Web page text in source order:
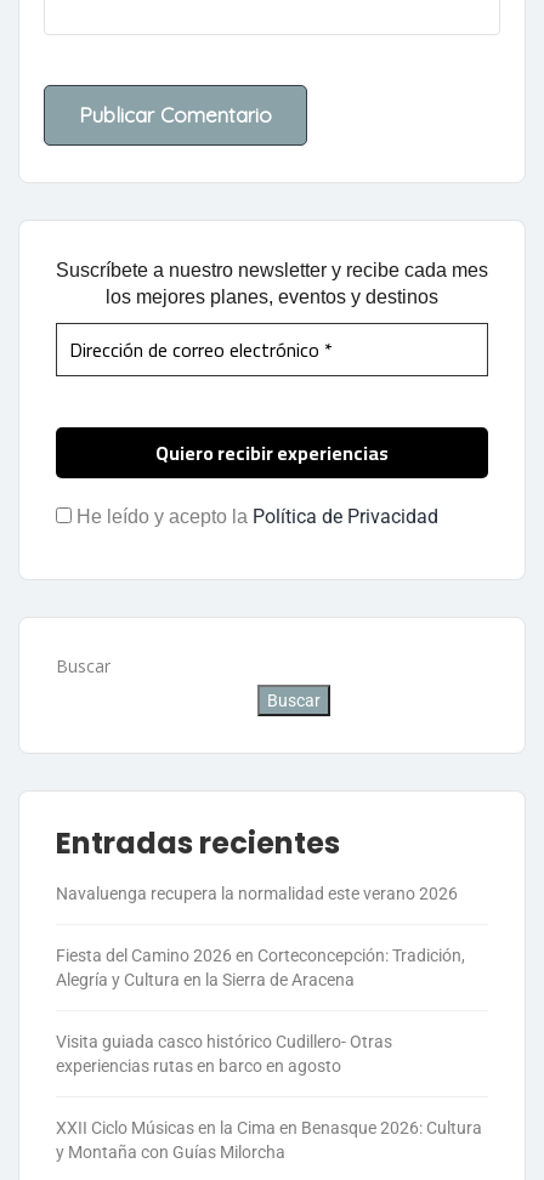
Suscríbete a nuestro newsletter y recibe cada mes
los mejores planes, eventos y destinos
He leído y acepto la Política de Privacidad
Buscar
Buscar
Entradas recientes
Navaluenga recupera la normalidad este verano 2026
Fiesta del Camino 2026 en Corteconcepción: Tradición,
Alegría y Cultura en la Sierra de Aracena
Visita guiada casco histórico Cudillero- Otras
experiencias rutas en barco en agosto
XXII Ciclo Músicas en la Cima en Benasque 2026: Cultura
y Montaña con Guías Milorcha